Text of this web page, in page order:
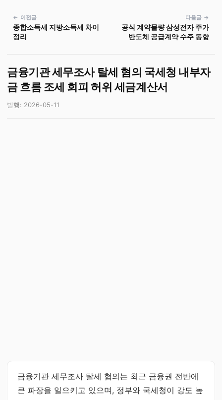
← 이전글
종합소득세 지방소득세 차이
정리
다음글 →
공식 계약물량 삼성전자 주가
반도체 공급계약 수주 동향
금융기관 세무조사 탈세 혐의 국세청 내부자
금 흐름 조세 회피 허위 세금계산서
발행: 2026-05-11
금융기관 세무조사 탈세 혐의는 최근 금융권 전반에
큰 파장을 일으키고 있으며, 정부와 국세청이 강도 높